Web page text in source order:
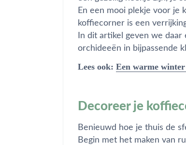
En een mooi plekje voor je
koffiecorner is een
In dit artikel geven we
orchideeën in bijpassende
Lees ook: Een warme
Decoreer je
Benieuwd hoe je thuis de
Begin met het maken van